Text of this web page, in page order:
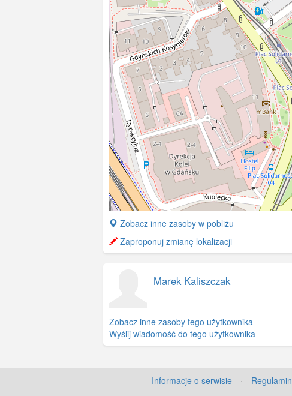
+
−
Zobacz inne zasoby w pobliżu
Zaproponuj zmianę lokalizacji
Marek Kaliszczak
Zobacz inne zasoby tego użytkownika
Wyślij wiadomość do tego użytkownika
Informacje o serwisie ·